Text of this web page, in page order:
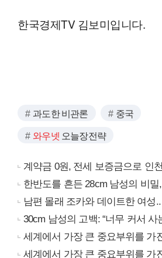
한국경제TV 김보미입니다.
과도한 비관론 중국
와우넷 오늘장전략
계약금 0원, 전세 보증금으로 인
한반도를 흔든 28cm 남성의 비밀
남편 몰래 조카와 데이트한 여성
30cm 남성의 고백: “너무 커서 사
세계에서 가장 큰 중요부위를 가
세계에서 가장 큰 중요부위를 가